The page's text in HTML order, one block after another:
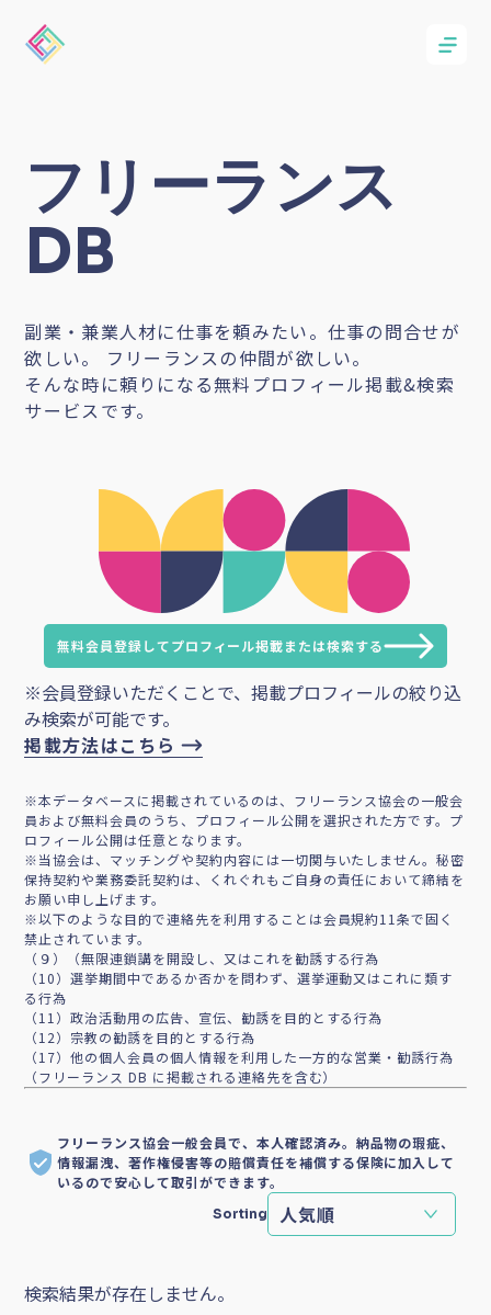
フリーランス
DB
副業・兼業人材に仕事を頼みたい。仕事の問合せが
欲しい。 フリーランスの仲間が欲しい。
そんな時に頼りになる無料プロフィール掲載&検索
サービスです。
無料会員登録してプロフィール掲載または検索する
※会員登録いただくことで、掲載プロフィールの絞り込
み検索が可能です。
掲載方法はこちら
※本データベースに掲載されているのは、フリーランス協会の一般会
員および無料会員のうち、プロフィール公開を選択された方です。プ
ロフィール公開は任意となります。
※当協会は、マッチングや契約内容には一切関与いたしません。秘密
保持契約や業務委託契約は、くれぐれもご自身の責任において締結を
お願い申し上げます。
※以下のような目的で連絡先を利用することは会員規約11条で固く
禁止されています。
（９）（無限連鎖講を開設し、又はこれを勧誘する行為
（10）選挙期間中であるか否かを問わず、選挙運動又はこれに類す
る行為
（11）政治活動用の広告、宣伝、勧誘を目的とする行為
（12）宗教の勧誘を目的とする行為
（17）他の個人会員の個人情報を利用した一方的な営業・勧誘行為
（フリーランス DB に掲載される連絡先を含む）
フリーランス協会一般会員で、本人確認済み。納品物の瑕疵、
情報漏洩、著作権侵害等の賠償責任を補償する保険に加入して
いるので安心して取引ができます。
Sorting
検索結果が存在しません。